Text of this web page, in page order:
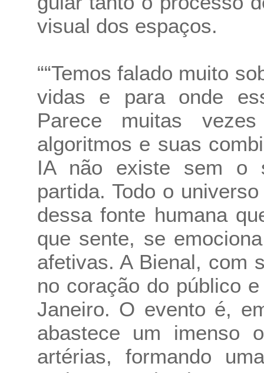
visual dos espaços.
““Temos falado muito
vidas e para onde
Parece muitas
algoritmos e suas
IA não existe sem o
partida. Todo o
dessa fonte humana
que sente, se
afetivas. A Bienal, com
no coração do público
Janeiro. O evento é,
abastece um imenso
artérias, formando